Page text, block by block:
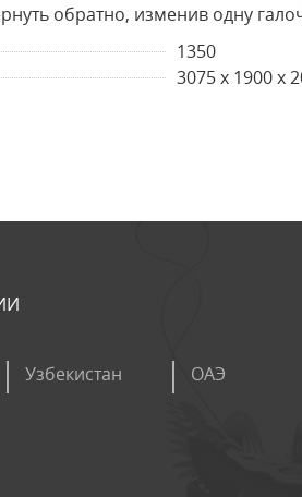
обратно, изменив одну
1350
3075 х 1900 х
Узбекистан ОАЭ